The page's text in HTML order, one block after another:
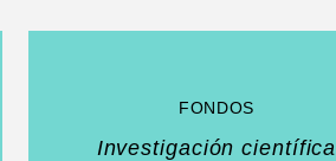
FONDOS
Investigación científica